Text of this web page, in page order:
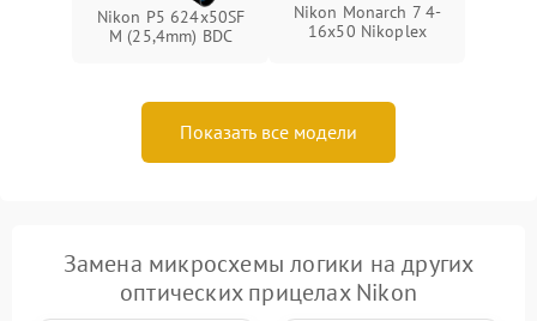
Nikon P5 624x50SF
M (25,4mm) BDC
Nikon Monarch 7 4-
16x50 Nikoplex
Показать все модели
Замена микросхемы логики на других
оптических прицелах Nikon